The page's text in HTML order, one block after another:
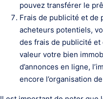
pouvez transférer le
Frais de publicité et de
acheteurs potentiels,
des frais de publicité
valeur votre bien
d’annonces en ligne,
encore l’organisation